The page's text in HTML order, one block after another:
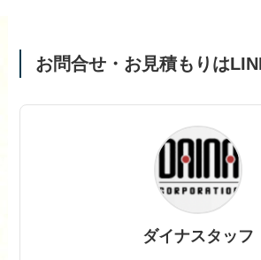
お問合せ・お見積もりは
ダイナスタッフ